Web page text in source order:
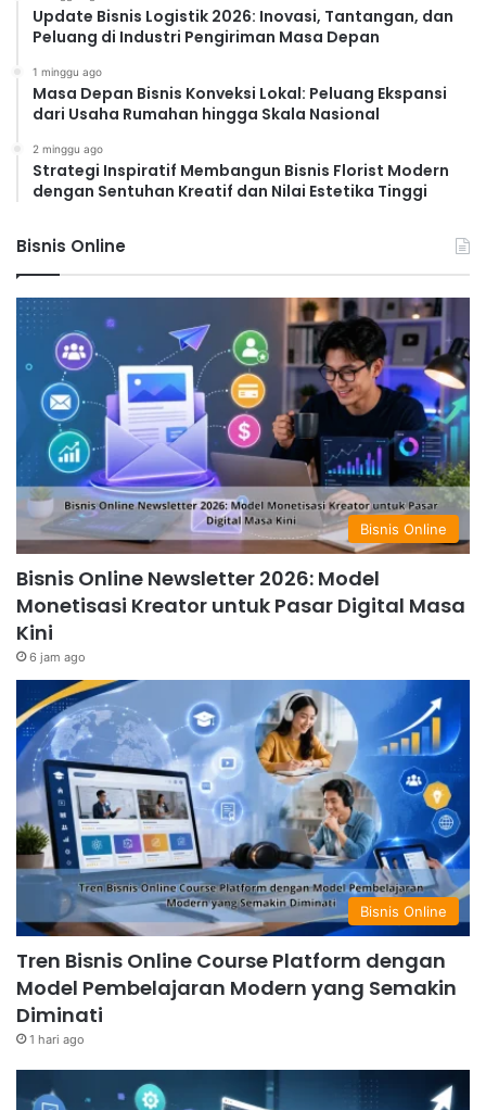
Update Bisnis Logistik 2026: Inovasi, Tantangan, dan
Peluang di Industri Pengiriman Masa Depan
1 minggu ago
Masa Depan Bisnis Konveksi Lokal: Peluang Ekspansi
dari Usaha Rumahan hingga Skala Nasional
2 minggu ago
Strategi Inspiratif Membangun Bisnis Florist Modern
dengan Sentuhan Kreatif dan Nilai Estetika Tinggi
Bisnis Online
Bisnis Online
Bisnis Online Newsletter 2026: Model
Monetisasi Kreator untuk Pasar Digital Masa
Kini
6 jam ago
Bisnis Online
Tren Bisnis Online Course Platform dengan
Model Pembelajaran Modern yang Semakin
Diminati
1 hari ago